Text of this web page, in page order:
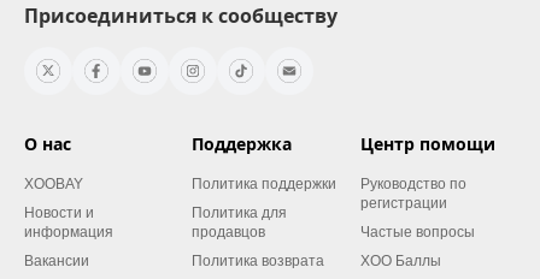
Присоединиться к сообществу
О нас
XOOBAY
Новости и
информация
Вакансии
Поддержка
Политика поддержки
Политика для
продавцов
Политика возврата
Центр помощи
Руководство по
регистрации
Частые вопросы
XOO Баллы